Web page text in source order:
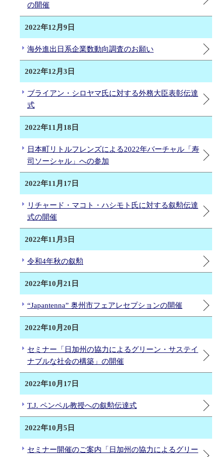
の開催
2022年12月9日
海外進出日系企業数動向調査のお願い
2022年12月3日
ブライアン・シロヤマ氏に対する外務大臣表彰伝達
式
2022年11月18日
日本町リトルフレンズによる2022年バーチャル「寿
司ソーシャル」への参加
2022年11月17日
リチャード・マコト・ハシモト氏に対する叙勲伝達
式の開催
2022年11月3日
令和4年秋の叙勲
2022年10月21日
“Japantenna” 奥州市フェアレセプションの開催
2022年10月20日
セミナー「日加州の協力によるグリーン・サステイ
ナブルな社会の構築」の開催
2022年10月17日
T.J. ペンペル教授への叙勲伝達式
2022年10月5日
セミナー開催のご案内「日加州の協力によるグリー